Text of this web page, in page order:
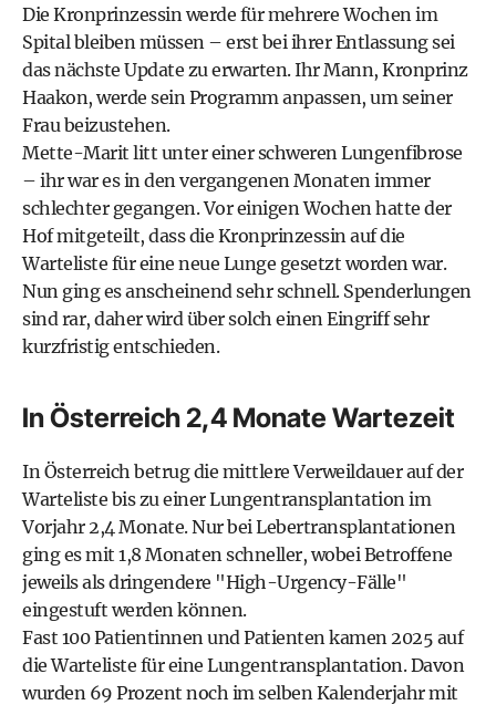
Die Kronprinzessin werde für mehrere Wochen im
Spital bleiben müssen – erst bei ihrer Entlassung sei
das nächste Update zu erwarten. Ihr Mann, Kronprinz
Haakon, werde sein Programm anpassen, um seiner
Frau beizustehen.
Mette-Marit litt unter einer schweren Lungenfibrose
– ihr war es in den vergangenen Monaten immer
schlechter gegangen. Vor einigen Wochen hatte der
Hof mitgeteilt, dass die Kronprinzessin auf die
Warteliste für eine neue Lunge gesetzt worden war.
Nun ging es anscheinend sehr schnell. Spenderlungen
sind rar, daher wird über solch einen Eingriff sehr
kurzfristig entschieden.
In Österreich 2,4 Monate Wartezeit
In Österreich betrug die mittlere Verweildauer auf der
Warteliste bis zu einer Lungentransplantation im
Vorjahr 2,4 Monate. Nur bei Lebertransplantationen
ging es mit 1,8 Monaten schneller, wobei Betroffene
jeweils als dringendere "High-Urgency-Fälle"
eingestuft werden können.
Fast 100 Patientinnen und Patienten kamen 2025 auf
die Warteliste für eine Lungentransplantation. Davon
wurden 69 Prozent noch im selben Kalenderjahr mit